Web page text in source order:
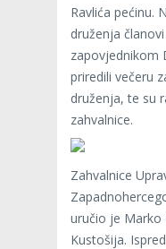
Ravlića pećinu.
druženja
zapovjednikom
priredili večeru
druženja, te su
zahvalnice.
Zahvalnice
uručio je Marko
Kustošija.